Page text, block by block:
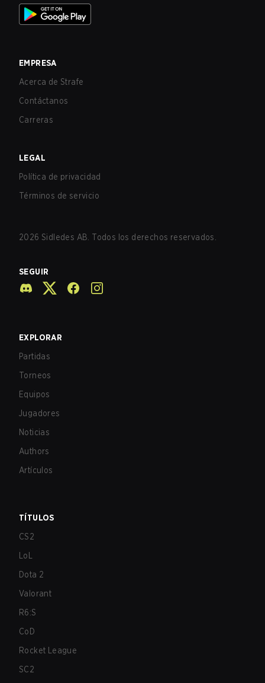
EMPRESA
Acerca de Strafe
Contáctanos
Carreras
LEGAL
Política de privacidad
Términos de servicio
2026 Sidledes AB. Todos los derechos reservados.
SEGUIR
EXPLORAR
Partidas
Torneos
Equipos
Jugadores
Noticias
Authors
Artículos
TÍTULOS
CS2
LoL
Dota 2
Valorant
R6:S
CoD
Rocket League
SC2